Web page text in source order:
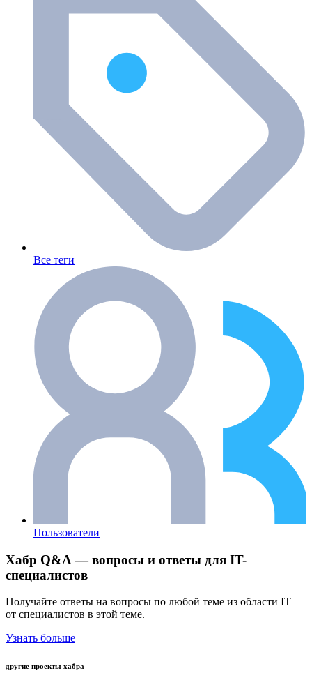
Все теги
Пользователи
Хабр Q&A — вопросы и ответы для IT-
специалистов
Получайте ответы на вопросы по любой теме из области IT
от специалистов в этой теме.
Узнать больше
другие проекты хабра